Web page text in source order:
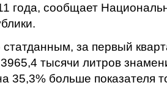
года, сообщает
статданным, за первый
тысячи литров
35,3% больше показателя